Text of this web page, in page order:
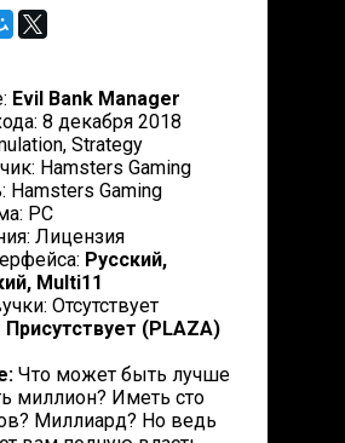
Evil Bank Manager
8 декабря 2018
Strategy
Hamsters Gaming
Hamsters Gaming
PC
Лицензия
Русский,
Multi11
Отсутствует
Присутствует (PLAZA)
Что может быть лучше
миллион? Иметь сто
Миллиард? Но ведь